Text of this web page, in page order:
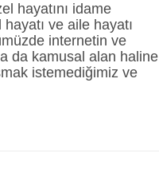
hayatını idame
ve aile hayatı
internetin ve
da kamusal alan haline
istemediğimiz ve